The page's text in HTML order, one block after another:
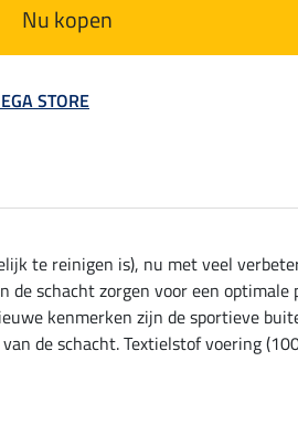
Nu kopen
STORE
te reinigen is), nu met veel
de schacht zorgen voor een optimale
kenmerken zijn de sportieve
de schacht. Textielstof voering